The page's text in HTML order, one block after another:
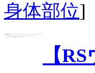
身体部位]
【